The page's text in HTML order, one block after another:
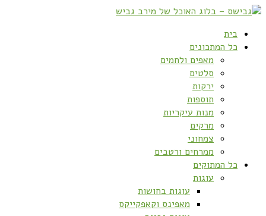
בית
כל המתכונים
מאפים ולחמים
סלטים
ירקות
תוספות
מנות עיקריות
מרקים
צמחוני
ממרחים ורטבים
כל המתוקים
עוגות
עוגות בחושות
מאפינס וקאפקייקס